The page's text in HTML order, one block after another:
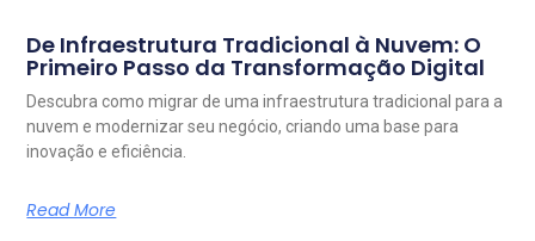
De Infraestrutura Tradicional à Nuvem: O
Primeiro Passo da Transformação Digital
Descubra como migrar de uma infraestrutura tradicional para a
nuvem e modernizar seu negócio, criando uma base para
inovação e eficiência.
Read More